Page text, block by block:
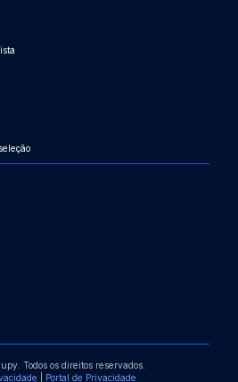
Todos os direitos reservados.
Portal de Privacidade